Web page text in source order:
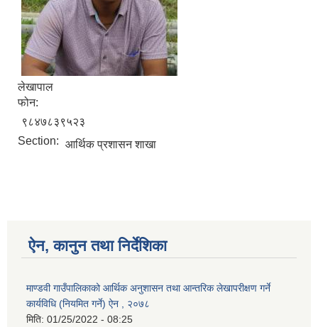
लेखापाल
फोन:
९८४७८३९५२३
Section: आर्थिक प्रशासन शाखा
ऐन, कानुन तथा निर्देशिका
माण्डवी गाउँपालिकाको आर्थिक अनुशासन तथा आन्तरिक लेखापरीक्षण गर्ने
कार्यविधि (नियमित गर्ने) ऐन , २०७८
मिति: 01/25/2022 - 08:25